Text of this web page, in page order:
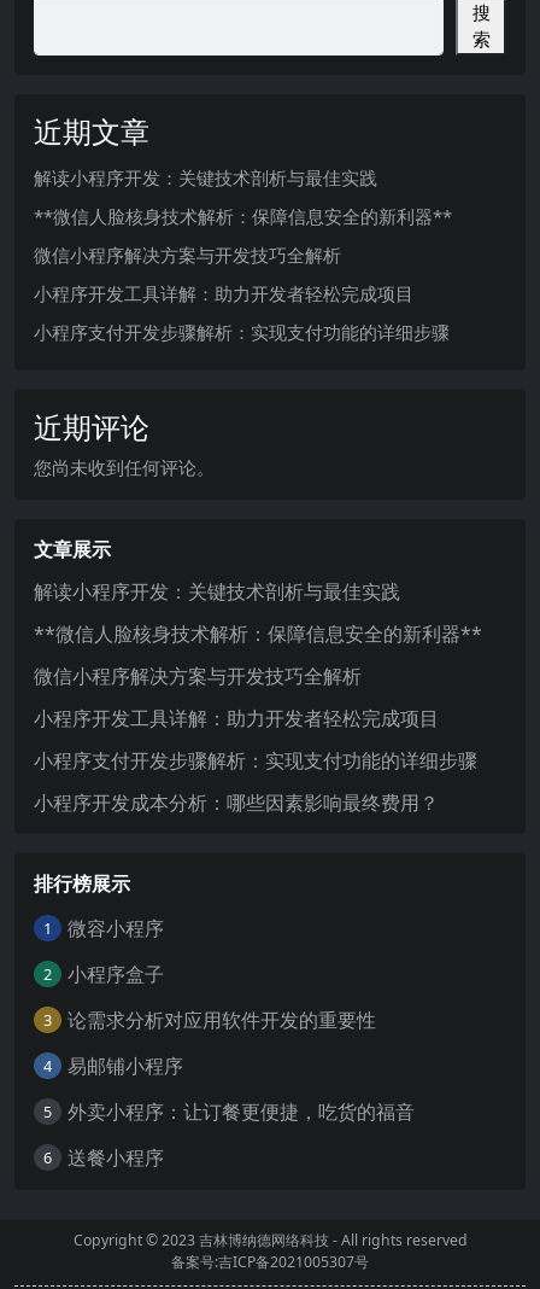
搜
索
近期文章
解读小程序开发：关键技术剖析与最佳实践
**微信人脸核身技术解析：保障信息安全的新利器**
微信小程序解决方案与开发技巧全解析
小程序开发工具详解：助力开发者轻松完成项目
小程序支付开发步骤解析：实现支付功能的详细步骤
近期评论
您尚未收到任何评论。
文章展示
解读小程序开发：关键技术剖析与最佳实践
**微信人脸核身技术解析：保障信息安全的新利器**
微信小程序解决方案与开发技巧全解析
小程序开发工具详解：助力开发者轻松完成项目
小程序支付开发步骤解析：实现支付功能的详细步骤
小程序开发成本分析：哪些因素影响最终费用？
排行榜展示
1 微容小程序
2 小程序盒子
3 论需求分析对应用软件开发的重要性
4 易邮铺小程序
5 外卖小程序：让订餐更便捷，吃货的福音
6 送餐小程序
Copyright © 2023吉林博纳德网络科技- All rights reserved
备案号:吉ICP备2021005307号